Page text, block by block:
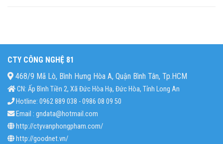
CTY CÔNG NGHỆ 81
468/9 Mã Lò, Bình Hưng Hòa A, Quận Bình Tân, Tp.HCM
CN: Ấp Bình Tiền 2, Xã Đức Hòa Hạ, Đức Hòa, Tỉnh Long An
Hotline: 0962 889 038 - 0986 08 09 50
Email : gndata@hotmail.com
http://ctyvanphongpham.com/
http://goodnet.vn/